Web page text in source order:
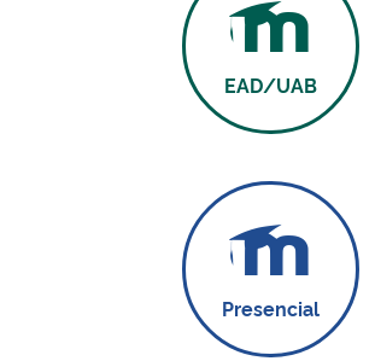
Ministério da Ciência, Tecnologia, Inovações e
Ministério do Meio Ambiente
EAD/UAB
Presencial